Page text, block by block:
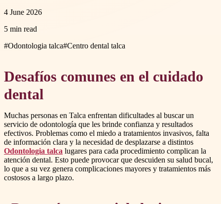
4 June 2026
5 min read
#Odontologia talca#Centro dental talca
Desafíos comunes en el cuidado
dental
Muchas personas en Talca enfrentan dificultades al buscar un
servicio de odontología que les brinde confianza y resultados
efectivos. Problemas como el miedo a tratamientos invasivos, falta
de información clara y la necesidad de desplazarse a distintos
Odontologia talca lugares para cada procedimiento complican la
atención dental. Esto puede provocar que descuiden su salud bucal,
lo que a su vez genera complicaciones mayores y tratamientos más
costosos a largo plazo.